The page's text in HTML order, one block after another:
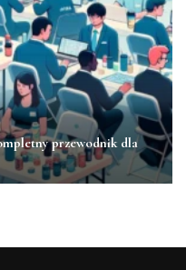
przewodnik dla